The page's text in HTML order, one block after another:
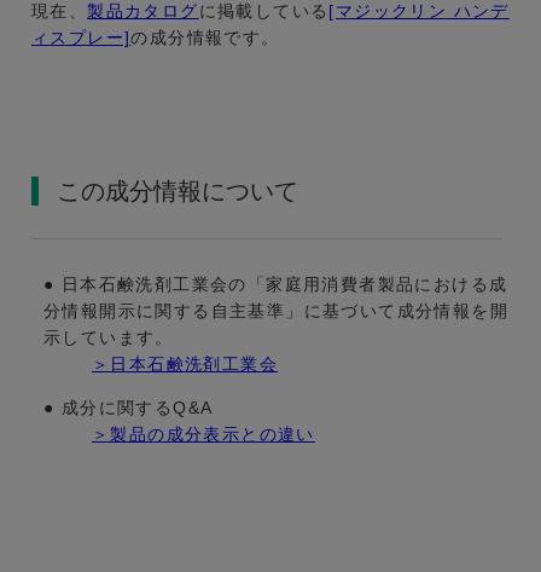
現在、製品カタログに掲載している [マジックリン ハンデ
ィスプレー]の成分情報です。
この成分情報について
● 日本石鹸洗剤工業会の「家庭用消費者製品における成
分情報開示に関する自主基準」に基づいて成分情報を開
示しています。
＞日本石鹸洗剤工業会
● 成分に関するQ&A
＞製品の成分表示との違い